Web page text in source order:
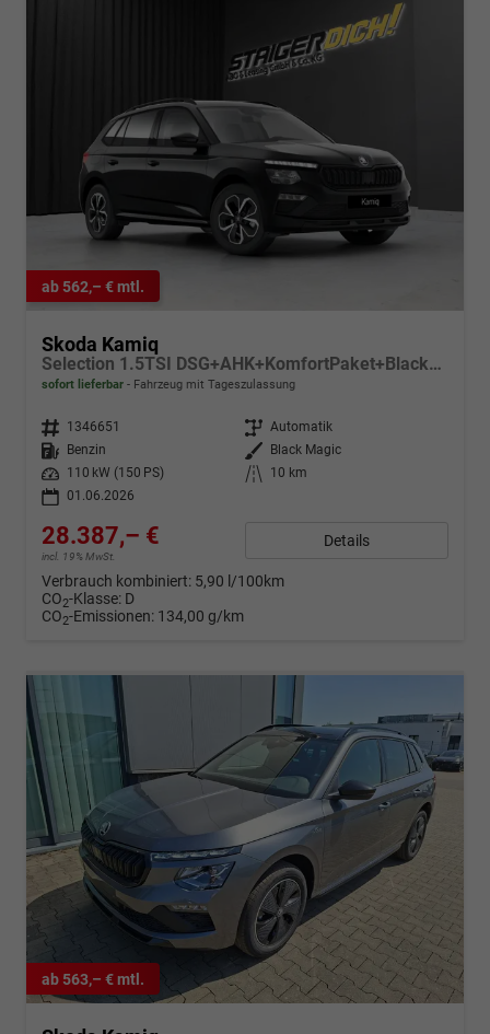
ab 562,– € mtl.
Skoda Kamiq
Selection 1.5TSI DSG+AHK+KomfortPaket+BlackPaket+
sofort lieferbar Fahrzeug mit Tageszulassung
Fahrzeugnr. 1346651 Getriebe Automatik
Kraftstoff
Benzin Außenfarbe
Black Magic
Leistung
110 kW (150 PS) Kilometerstand
10 km
01.06.2026
28.387,– €
incl. 19% MwSt.
Details
Verbrauch kombiniert: 5,90 l/100km
CO2-Klasse: D
CO2-Emissionen: 134,00 g/km
ab 563,– € mtl.